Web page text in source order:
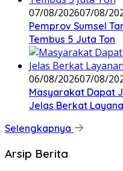
07/08/202607/08/
Pemprov Sumsel
Tembus 5 Juta Ton
06/08/202607/08/
Masyarakat Dapat
Jelas Berkat
Selengkapnya
Arsip Berita